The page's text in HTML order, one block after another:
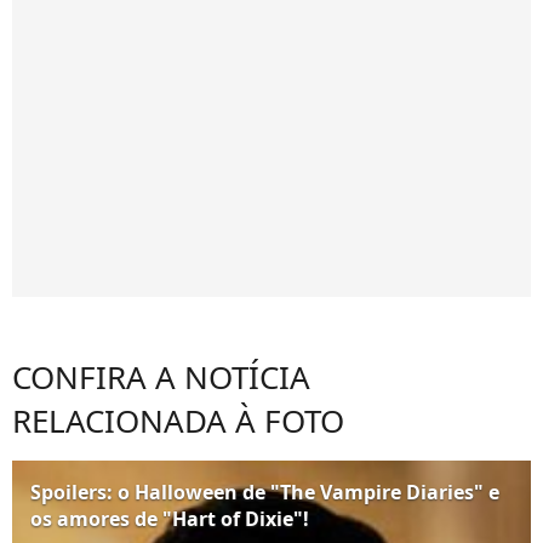
CONFIRA A NOTÍCIA
RELACIONADA À FOTO
Spoilers: o Halloween de "The Vampire Diaries" e
os amores de "Hart of Dixie"!